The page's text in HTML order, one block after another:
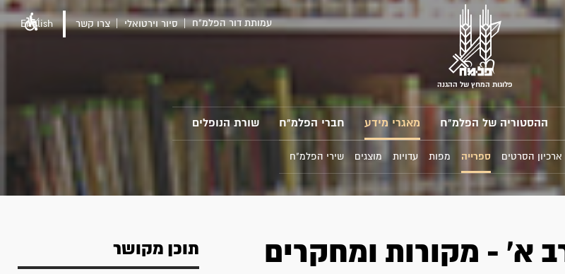
פלוגות המחץ של ההגנה
עמותת דור הפלמ"ח סיור וירטואלי צרו קשר English
ההסטוריה של הפלמ"ח מאגרי מידע חברי הפלמ"ח שורת הנופלים
ארכיון הסרטים ספרייה מפות עדויות מוצגים שירי הפלמ"ח
א' - מקורות ומחקרים
תוכן מקושר